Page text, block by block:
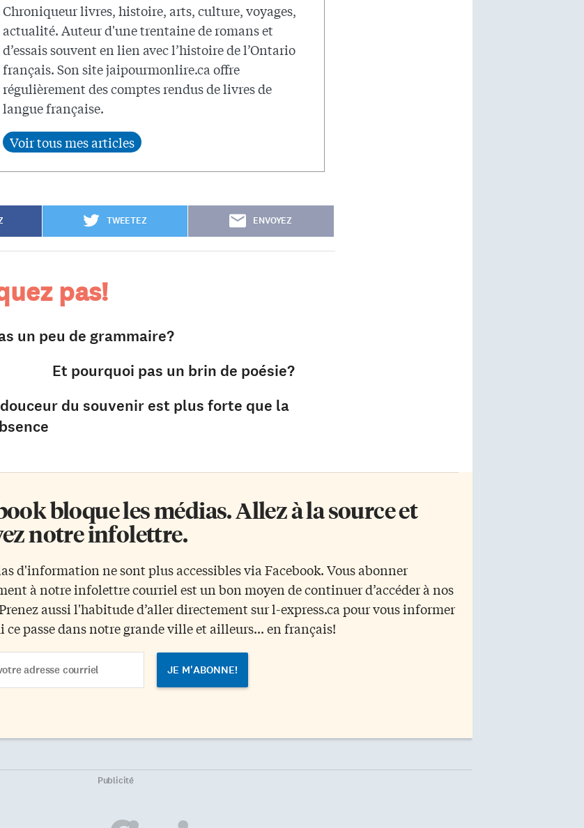
Chroniqueur livres, histoire, arts, culture, voyages,
actualité. Auteur d'une trentaine de romans et
d’essais souvent en lien avec l’histoire de l’Ontario
français. Son site jaipourmonlire.ca offre
régulièrement des comptes rendus de livres de
langue française.
TWEETEZ ENVOYEZ
pas!
un peu de grammaire?
Et pourquoi pas un brin de poésie?
du souvenir est plus forte que la
bloque les médias. Allez à la source et
notre infolettre.
d'information ne sont plus accessibles via Facebook. Vous abonner
à notre infolettre courriel est un bon moyen de continuer d’accéder à nos
aussi l'habitude d’aller directement sur l-express.ca pour vous informer
ce passe dans notre grande ville et ailleurs... en français!
Publicité